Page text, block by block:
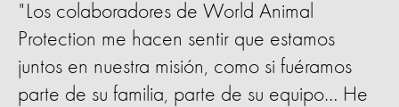
"Los colaboradores de World Animal
Protection me hacen sentir que estamos
juntos en nuestra misión, como si fuéramos
parte de su familia, parte de su equipo… He